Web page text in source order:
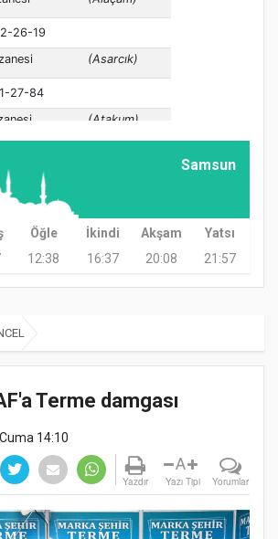
Samsun
Öğle İkindi Akşam
Yatsı
12:38 16:37 20:08 21:57
Terme damgası
14:10
Yazdır
A
Yazı Tipi Yorumlar